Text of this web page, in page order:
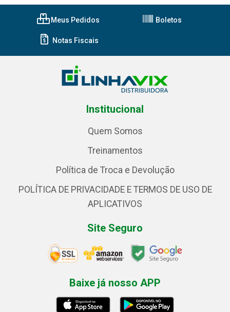
Meus Pedidos Boletos
Notas Fiscais
Institucional
Quem Somos
Treinamentos
Política de Troca e Devolução
POLÍTICA DE PRIVACIDADE E TERMOS DE USO DE
APLICATIVOS
Site Seguro
Baixe já nosso APP